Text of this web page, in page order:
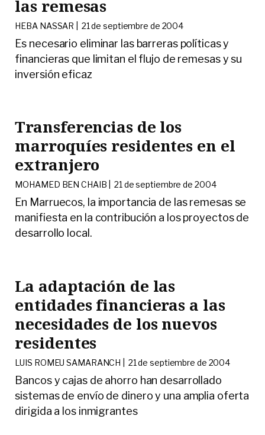
las remesas
HEBA NASSAR | 21 de septiembre de 2004
Es necesario eliminar las barreras políticas y
financieras que limitan el flujo de remesas y su
inversión eficaz
Transferencias de los
marroquíes residentes en el
extranjero
MOHAMED BEN CHAIB |21 de septiembre de 2004
En Marruecos, la importancia de las remesas se
manifiesta en la contribución a los proyectos de
desarrollo local.
La adaptación de las
entidades financieras a las
necesidades de los nuevos
residentes
LUIS ROMEU SAMARANCH | 21 de septiembre de 2004
Bancos y cajas de ahorro han desarrollado
sistemas de envío de dinero y una amplia oferta
dirigida a los inmigrantes